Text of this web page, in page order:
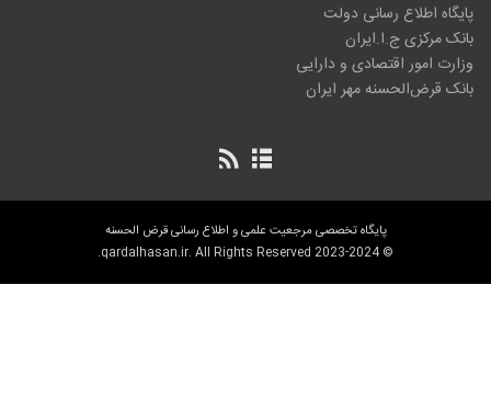
پایگاه اطلاع رسانی دولت
بانک مرکزی ج.ا.ایران
وزارت امور اقتصادی و دارایی
بانک قرض‌الحسنه مهر ایران
پایگاه تخصصی مرجعیت علمی و اطلاع رسانی قرض الحسنه
© 2023-2024 qardalhasan.ir. All Rights Reserved.